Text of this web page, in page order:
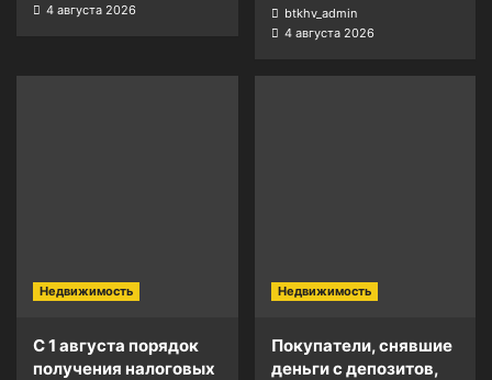
4 августа 2026
btkhv_admin
4 августа 2026
Недвижимость
С 1 августа порядок
получения налоговых
Недвижимость
Покупатели, снявшие
деньги с депозитов,